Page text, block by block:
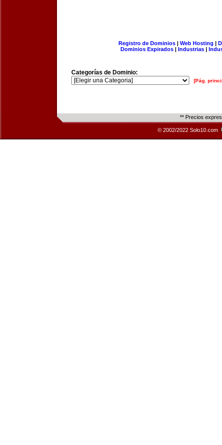
Registro de Dominios| Web Hosting |
Dominios Expirados | Industrias |
Categorías de Dominio:
[Pág.
** Precios
© 2002/2022 Solo10.com